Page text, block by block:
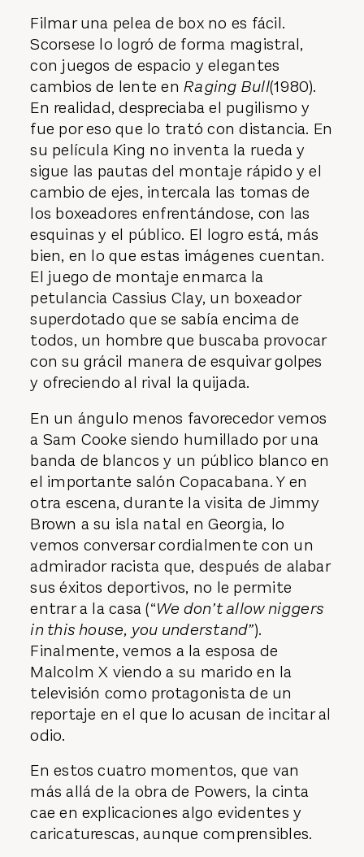
Filmar una pelea de box no es fácil.
Scorsese lo logró de forma magistral,
con juegos de espacio y elegantes
cambios de lente enRaging Bull(1980).
En realidad, despreciaba el pugilismo y
fue por eso que lo trató con distancia. En
su película King no inventa la rueda y
sigue las pautas del montaje rápido y el
cambio de ejes, intercala las tomas de
los boxeadores enfrentándose, con las
esquinas y el público. El logro está, más
bien, en lo que estas imágenes cuentan.
El juego de montaje enmarca la
petulancia Cassius Clay, un boxeador
superdotado que se sabía encima de
todos, un hombre que buscaba provocar
con su grácil manera de esquivar golpes
y ofreciendo al rival la quijada.
En un ángulo menos favorecedor vemos
a Sam Cooke siendo humillado por una
banda de blancos y un público blanco en
el importante salón Copacabana. Y en
otra escena, durante la visita de Jimmy
Brown a su isla natal en Georgia, lo
vemos conversar cordialmente con un
admirador racista que, después de alabar
sus éxitos deportivos, no le permite
entrar a la casa (“We don’t allow niggers
in this house, you understand”).
Finalmente, vemos a la esposa de
Malcolm X viendo a su marido en la
televisión como protagonista de un
reportaje en el que lo acusan de incitar al
odio.
En estos cuatro momentos, que van
más allá de la obra de Powers, la cinta
cae en explicaciones algo evidentes y
caricaturescas, aunque comprensibles.